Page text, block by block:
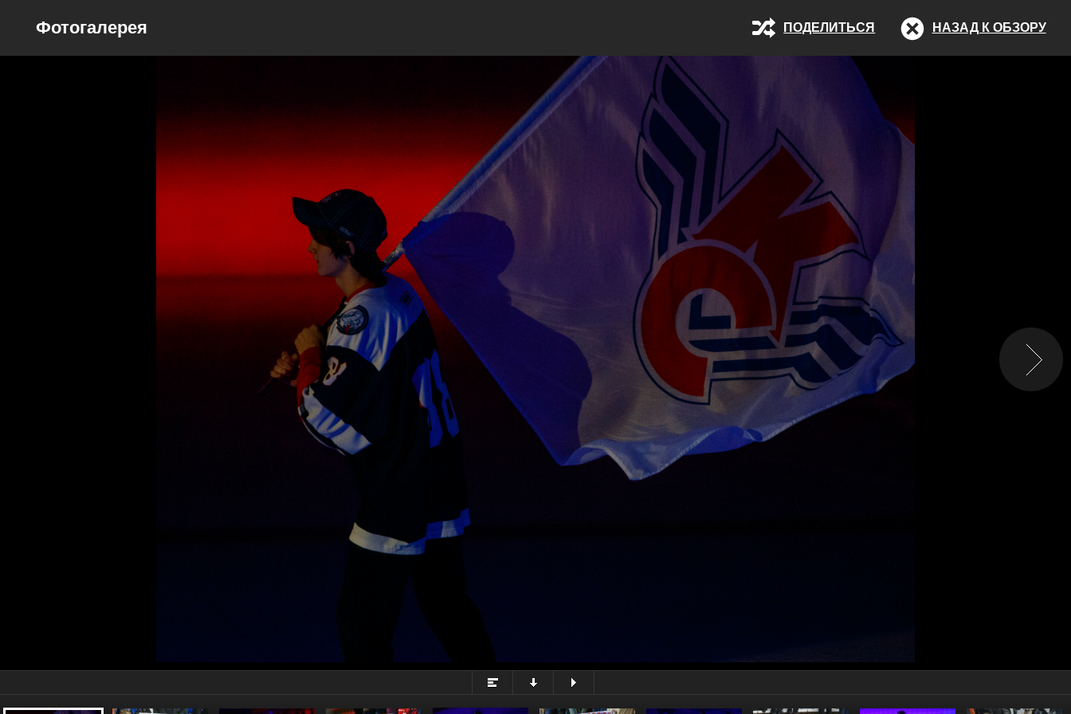
Фотогалерея НАЗАД К ОБЗОРУ
ПОДЕЛИТЬСЯ